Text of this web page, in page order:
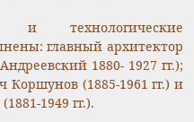
и технологические
главный архитектор
1880- 1927 гг.);
Коршунов (1885-1961 гг.) и
1949 гг.).